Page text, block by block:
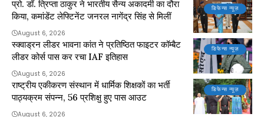
डिफेन्स न्यूज़
प्रो. डॉ. त्रिप्ता ठाकुर ने भारतीय सैन्य अकादमी का दौरा
किया, कमांडेंट लेफ्टिनेंट जनरल नागेंद्र सिंह से मिलीं
August 6, 2026
डिफेन्स न्यूज़
स्क्वाड्रन लीडर भावना कांत ने प्रतिष्ठित फाइटर कॉम्बैट
लीडर कोर्स पास कर रचा IAF इतिहास
August 6, 2026
डिफेन्स न्यूज़
राष्ट्रीय एकीकरण संस्थान में धार्मिक शिक्षकों का भर्ती
पाठ्यक्रम संपन्न, 56 प्रशिक्षु हुए पास आउट
August 6, 2026